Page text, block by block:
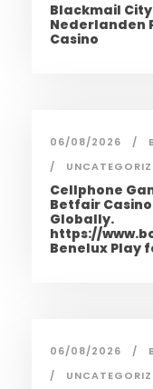
Blackmail
Nederlanden
Casino
06/08/2026
Cellphone
Betfair
Globally.
https://
Benelux Play
06/08/2026